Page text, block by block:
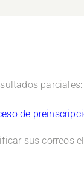
de
sus correos